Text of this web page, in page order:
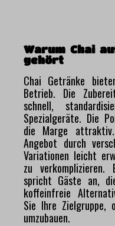
Warum Chai
gehört
Chai Getränke
Betrieb. Die
schnell,
Spezialgeräte. Die
die Marge
Angebot durch
Variationen leicht
zu
spricht Gäste an,
koffeinfreie
Sie Ihre Zielgruppe,
umzubauen.